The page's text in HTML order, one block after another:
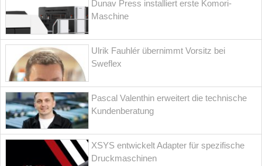
Dunav Press installiert erste Komori-
Maschine
Ulrik Fauhlér übernimmt Vorsitz bei
Sweflex
Pascal Valenthin erweitert die technische
Kundenberatung
XSYS entwickelt Adapter für spezifische
Druckmaschinen